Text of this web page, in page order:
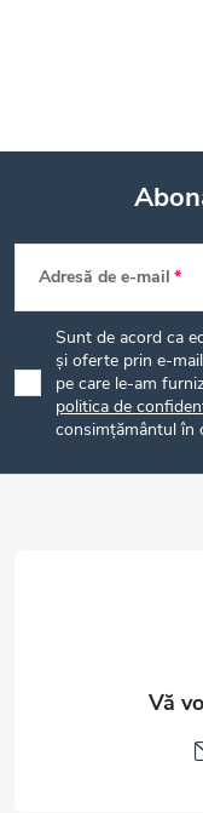
S
u
b
o
Adresă de e-mail
Sunt de acord ca
și oferte prin e-
pe care le-am
politica de
consimțământul în